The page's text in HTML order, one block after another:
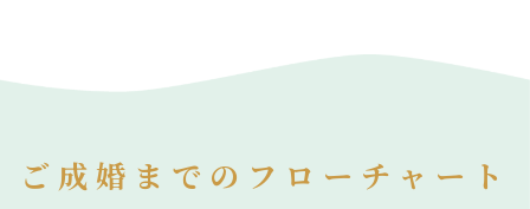
ご成婚までのフローチャート